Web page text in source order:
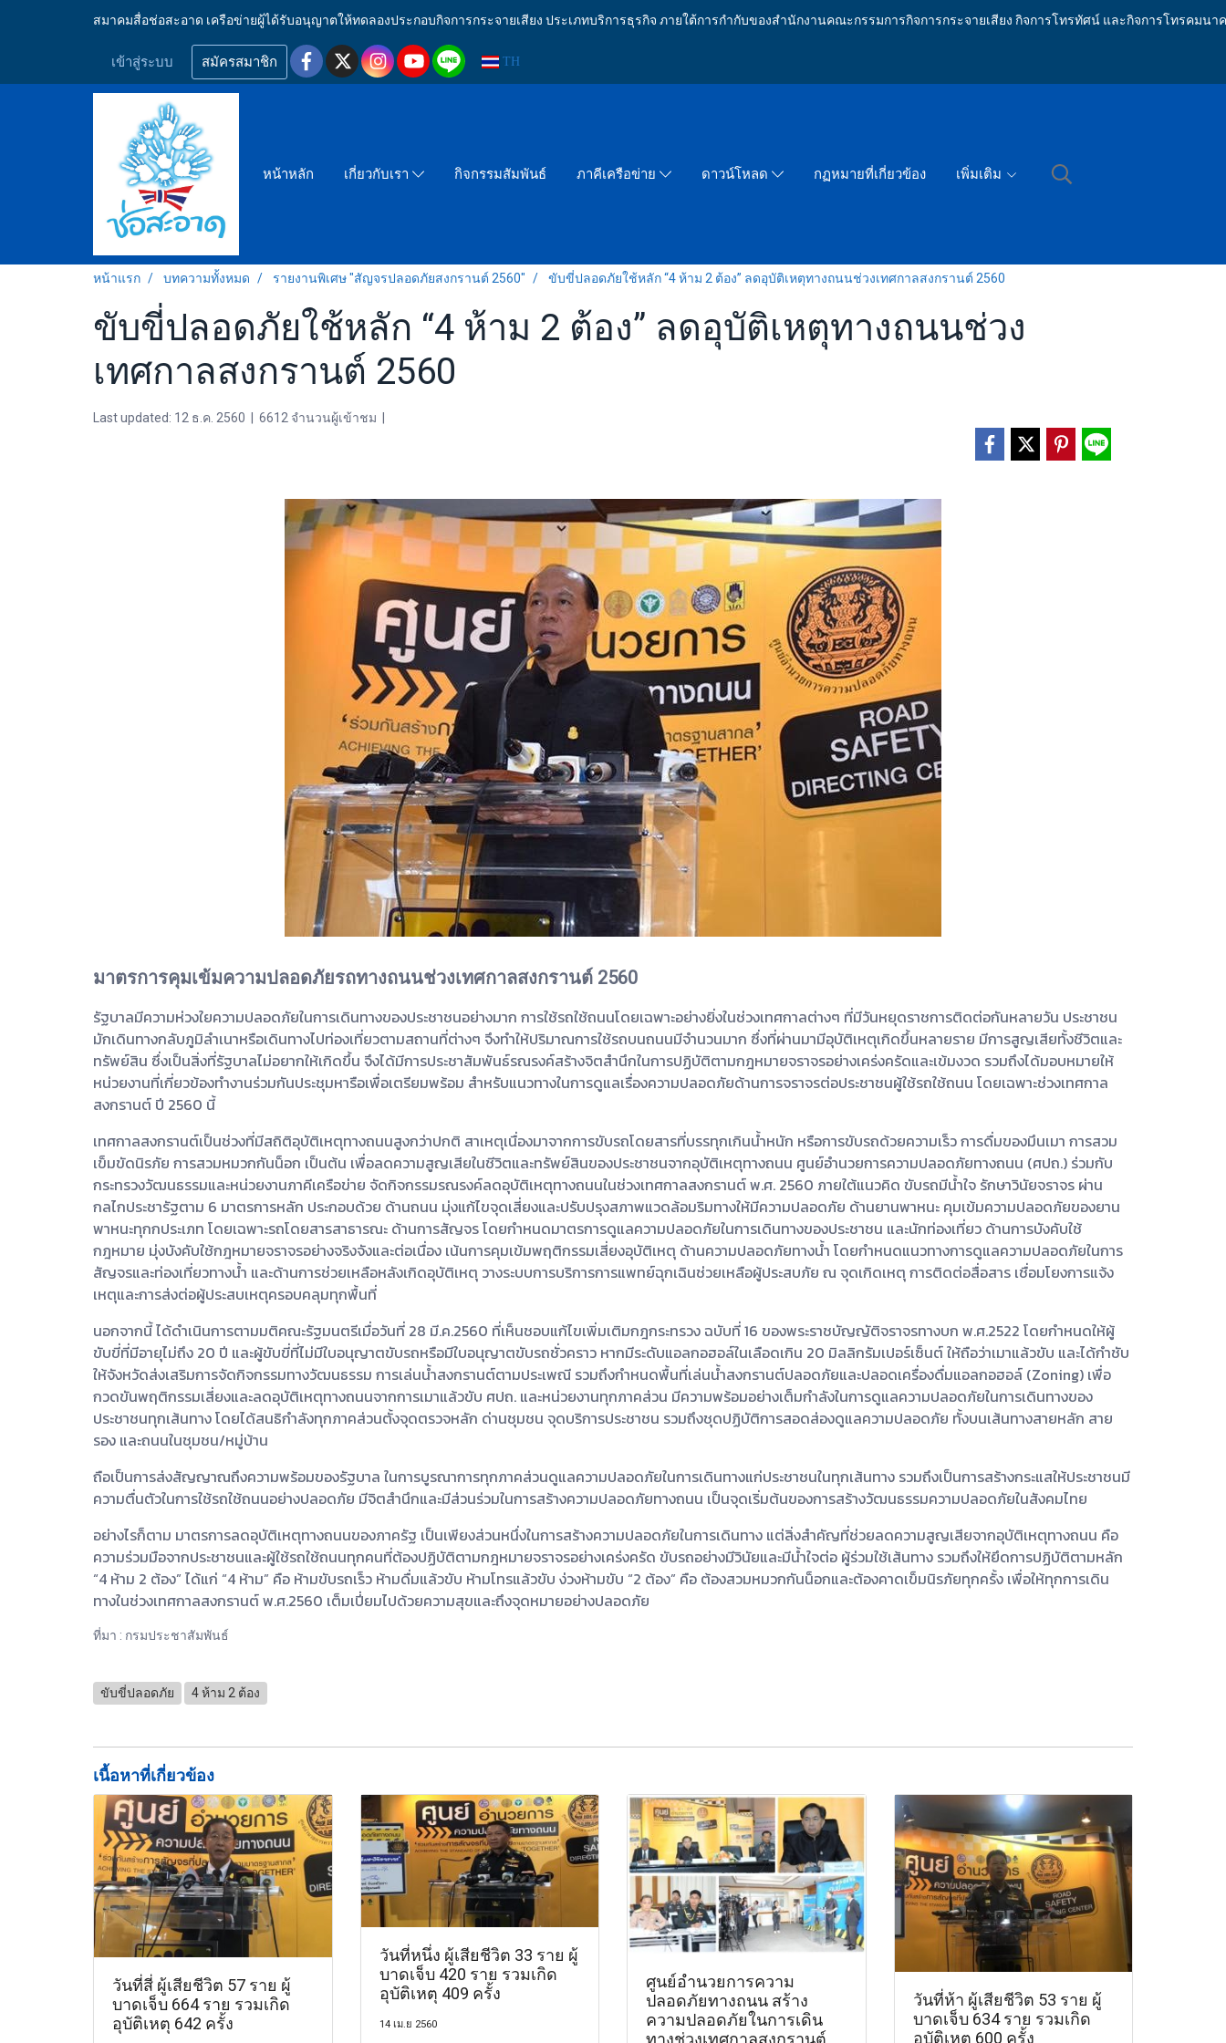
สมาคมสื่อช่อสะอาด เครือข่ายผู้ได้รับอนุญาตให้ทดลองประกอบกิจการกระจายเสียง ประเภทบริการธุรกิจ ภายใต้การกำกับของสำนักงานคณะกรรมการกิจการกระจายเสียง กิจการโทรทัศน์ และกิจการโทรคมนา
เข้าสู่ระบบ สมัครสมาชิก TH
หน้าหลัก เกี่ยวกับเรา กิจกรรมสัมพันธ์ ภาคีเครือข่าย ดาวน์โหลด กฏหมายที่เกี่ยวข้อง เพิ่มเติม
หน้าแรก บทความทั้งหมด รายงานพิเศษ "สัญจรปลอดภัยสงกรานต์ 2560" ขับขี่ปลอดภัยใช้หลัก “4 ห้าม 2 ต้อง” ลดอุบัติเหตุทางถนนช่วงเทศกาลสงกรานต์ 2560
ขับขี่ปลอดภัยใช้หลัก “4 ห้าม 2 ต้อง” ลดอุบัติเหตุทางถนนช่วง
เทศกาลสงกรานต์ 2560
Last updated: 12 ธ.ค. 2560 6612 จำนวนผู้เข้าชม
มาตรการคุมเข้มความปลอดภัยรถทางถนนช่วงเทศกาลสงกรานต์ 2560
รัฐบาลมีความห่วงใยความปลอดภัยในการเดินทางของประชาชนอย่างมาก การใช้รถใช้ถนนโดยเฉพาะอย่างยิ่งในช่วงเทศกาลต่างๆ ที่มีวันหยุดราชการติดต่อกันหลายวัน ประชาชน
มักเดินทางกลับภูมิลำเนาหรือเดินทางไปท่องเที่ยวตามสถานที่ต่างๆ จึงทำให้ปริมาณการใช้รถบนถนนมีจำนวนมาก ซึ่งที่ผ่านมามีอุบัติเหตุเกิดขึ้นหลายราย มีการสูญเสียทั้งชีวิตและ
ทรัพย์สิน ซึ่งเป็นสิ่งที่รัฐบาลไม่อยากให้เกิดขึ้น จึงได้มีการประชาสัมพันธ์รณรงค์สร้างจิตสำนึกในการปฏิบัติตามกฎหมายจราจรอย่างเคร่งครัดและเข้มงวด รวมถึงได้มอบหมายให้
หน่วยงานที่เกี่ยวข้องทำงานร่วมกันประชุมหารือเพื่อเตรียมพร้อม สำหรับแนวทางในการดูแลเรื่องความปลอดภัยด้านการจราจรต่อประชาชนผู้ใช้รถใช้ถนน โดยเฉพาะช่วงเทศกาล
สงกรานต์ ปี 2560 นี้
เทศกาลสงกรานต์เป็นช่วงที่มีสถิติอุบัติเหตุทางถนนสูงกว่าปกติ สาเหตุเนื่องมาจากการขับรถโดยสารที่บรรทุกเกินน้ำหนัก หรือการขับรถด้วยความเร็ว การดื่มของมึนเมา การสวม
เข็มขัดนิรภัย การสวมหมวกกันน็อก เป็นต้น เพื่อลดความสูญเสียในชีวิตและทรัพย์สินของประชาชนจากอุบัติเหตุทางถนน ศูนย์อำนวยการความปลอดภัยทางถนน (ศปถ.) ร่วมกับ
กระทรวงวัฒนธรรมและหน่วยงานภาคีเครือข่าย จัดกิจกรรมรณรงค์ลดอุบัติเหตุทางถนนในช่วงเทศกาลสงกรานต์ พ.ศ. 2560 ภายใต้แนวคิด ขับรถมีน้ำใจ รักษาวินัยจราจร ผ่าน
กลไกประชารัฐตาม 6 มาตรการหลัก ประกอบด้วย ด้านถนน มุ่งแก้ไขจุดเสี่ยงและปรับปรุงสภาพแวดล้อมริมทางให้มีความปลอดภัย ด้านยานพาหนะ คุมเข้มความปลอดภัยของยาน
พาหนะทุกกประเภท โดยเฉพาะรถโดยสารสาธารณะ ด้านการสัญจร โดยกำหนดมาตรการดูแลความปลอดภัยในการเดินทางของประชาชน และนักท่องเที่ยว ด้านการบังคับใช้
กฎหมาย มุ่งบังคับใช้กฎหมายจราจรอย่างจริงจังและต่อเนื่อง เน้นการคุมเข้มพฤติกรรมเสี่ยงอุบัติเหตุ ด้านความปลอดภัยทางน้ำ โดยกำหนดแนวทางการดูแลความปลอดภัยในการ
สัญจรและท่องเที่ยวทางน้ำ และด้านการช่วยเหลือหลังเกิดอุบัติเหตุ วางระบบการบริการการแพทย์ฉุกเฉินช่วยเหลือผู้ประสบภัย ณ จุดเกิดเหตุ การติดต่อสื่อสาร เชื่อมโยงการแจ้ง
เหตุและการส่งต่อผู้ประสบเหตุครอบคลุมทุกพื้นที่
นอกจากนี้ ได้ดำเนินการตามมติคณะรัฐมนตรีเมื่อวันที่ 28 มี.ค.2560 ที่เห็นชอบแก้ไขเพิ่มเติมกฎกระทรวง ฉบับที่ 16 ของพระราชบัญญัติจราจรทางบก พ.ศ.2522 โดยกำหนดให้ผู้
ขับขี่ที่มีอายุไม่ถึง 20 ปี และผู้ขับขี่ที่ไม่มีใบอนุญาตขับรถหรือมีใบอนุญาตขับรถชั่วคราว หากมีระดับแอลกอฮอล์ในเลือดเกิน 20 มิลลิกรัมเปอร์เซ็นต์ ให้ถือว่าเมาแล้วขับ และได้กำชับ
ให้จังหวัดส่งเสริมการจัดกิจกรรมทางวัฒนธรรม การเล่นน้ำสงกรานต์ตามประเพณี รวมถึงกำหนดพื้นที่เล่นน้ำสงกรานต์ปลอดภัยและปลอดเครื่องดื่มแอลกอฮอล์ (Zoning) เพื่อ
กวดขันพฤติกรรมเสี่ยงและลดอุบัติเหตุทางถนนจากการเมาแล้วขับ ศปถ. และหน่วยงานทุกภาคส่วน มีความพร้อมอย่างเต็มกำลังในการดูแลความปลอดภัยในการเดินทางของ
ประชาชนทุกเส้นทาง โดยได้สนธิกำลังทุกภาคส่วนตั้งจุดตรวจหลัก ด่านชุมชน จุดบริการประชาชน รวมถึงชุดปฏิบัติการสอดส่องดูแลความปลอดภัย ทั้งบนเส้นทางสายหลัก สาย
รอง และถนนในชุมชน/หมู่บ้าน
ถือเป็นการส่งสัญญาณถึงความพร้อมของรัฐบาล ในการบูรณาการทุกภาคส่วนดูแลความปลอดภัยในการเดินทางแก่ประชาชนในทุกเส้นทาง รวมถึงเป็นการสร้างกระแสให้ประชาชนมี
ความตื่นตัวในการใช้รถใช้ถนนอย่างปลอดภัย มีจิตสำนึกและมีส่วนร่วมในการสร้างความปลอดภัยทางถนน เป็นจุดเริ่มต้นของการสร้างวัฒนธรรมความปลอดภัยในสังคมไทย
อย่างไรก็ตาม มาตรการลดอุบัติเหตุทางถนนของภาครัฐ เป็นเพียงส่วนหนึ่งในการสร้างความปลอดภัยในการเดินทาง แต่สิ่งสำคัญที่ช่วยลดความสูญเสียจากอุบัติเหตุทางถนน คือ
ความร่วมมือจากประชาชนและผู้ใช้รถใช้ถนนทุกคนที่ต้องปฏิบัติตามกฎหมายจราจรอย่างเคร่งครัด ขับรถอย่างมีวินัยและมีน้ำใจต่อ ผู้ร่วมใช้เส้นทาง รวมถึงให้ยึดการปฏิบัติตามหลัก
“4 ห้าม 2 ต้อง” ได้แก่ “4 ห้าม” คือ ห้ามขับรถเร็ว ห้ามดื่มแล้วขับ ห้ามโทรแล้วขับ ง่วงห้ามขับ “2 ต้อง” คือ ต้องสวมหมวกกันน็อกและต้องคาดเข็มนิรภัยทุกครั้ง เพื่อให้ทุกการเดิน
ทางในช่วงเทศกาลสงกรานต์ พ.ศ.2560 เต็มเปี่ยมไปด้วยความสุขและถึงจุดหมายอย่างปลอดภัย
ที่มา : กรมประชาสัมพันธ์
ขับขี่ปลอดภัย 4 ห้าม 2 ต้อง
เนื้อหาที่เกี่ยวข้อง
วันที่สี่ ผู้เสียชีวิต 57 ราย ผู้
บาดเจ็บ 664 ราย รวมเกิด
อุบัติเหตุ 642 ครั้ง
วันที่หนึ่ง ผู้เสียชีวิต 33 ราย ผู้
บาดเจ็บ 420 ราย รวมเกิด
อุบัติเหตุ 409 ครั้ง
14 เม.ย 2560
ศูนย์อำนวยการความ
ปลอดภัยทางถนน สร้าง
ความปลอดภัยในการเดิน
ทางช่วงเทศกาลสงกรานต์
วันที่ห้า ผู้เสียชีวิต 53 ราย ผู้
บาดเจ็บ 634 ราย รวมเกิด
อุบัติเหตุ 600 ครั้ง